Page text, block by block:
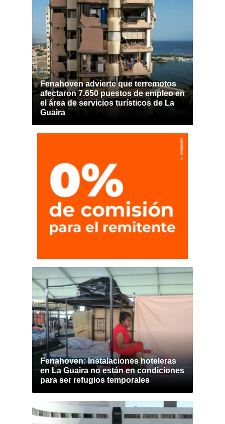
Fenahoven advierte que terremotos
afectaron 7.650 puestos de empleo en
el área de servicios turísticos de La
Guaira
Fenahoven: Instalaciones hoteleras
en La Guaira no están en condiciones
para ser refugios temporales